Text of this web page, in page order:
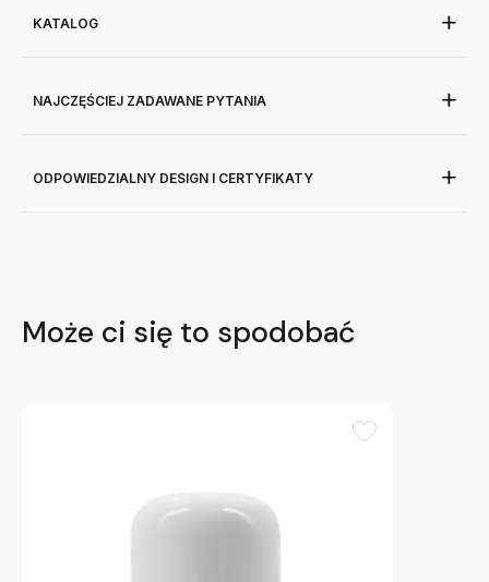
KATALOG
NAJCZĘŚCIEJ ZADAWANE PYTANIA
ODPOWIEDZIALNY DESIGN I CERTYFIKATY
Może ci się to spodobać